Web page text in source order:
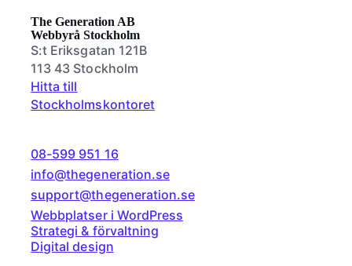
The Generation AB
Webbyrå Stockholm
S:t Eriksgatan 121B
113 43 Stockholm
Hitta till
Stockholmskontoret
08-599 951 16
info@thegeneration.se
support@thegeneration.se
Webbplatser i WordPress
Strategi & förvaltning
Digital design